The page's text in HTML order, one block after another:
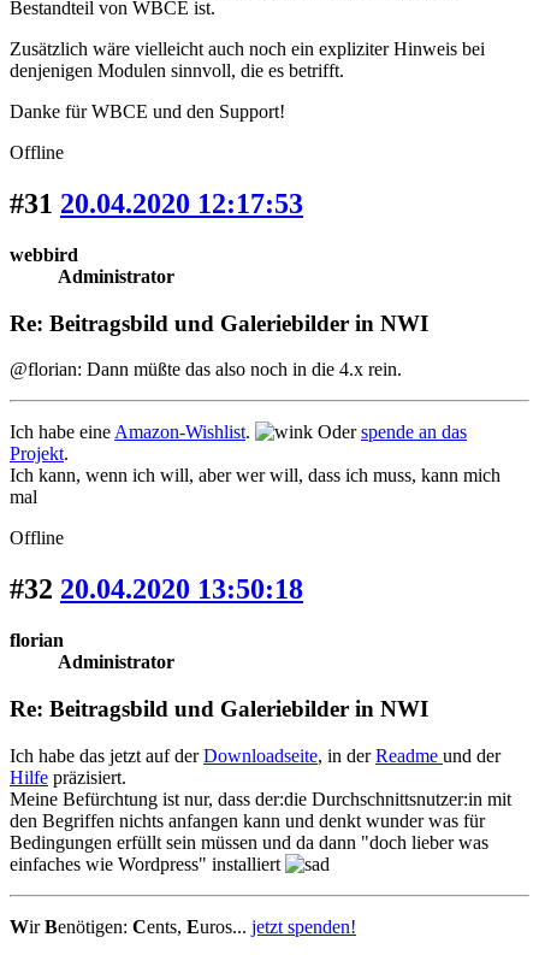
Bestandteil von WBCE ist.
Zusätzlich wäre vielleicht auch noch ein expliziter Hinweis bei
denjenigen Modulen sinnvoll, die es betrifft.
Danke für WBCE und den Support!
Offline
#31 20.04.2020 12:17:53
webbird
Administrator
Re: Beitragsbild und Galeriebilder in NWI
@florian: Dann müßte das also noch in die 4.x rein.
Ich habe eine Amazon-Wishlist. Oderspende an das
Projekt.
Ich kann, wenn ich will, aber wer will, dass ich muss, kann mich
mal
Offline
#32 20.04.2020 13:50:18
florian
Administrator
Re: Beitragsbild und Galeriebilder in NWI
Ich habe das jetzt auf derDownloadseite, in derReadme und der
Hilfe präzisiert.
Meine Befürchtung ist nur, dass der:die Durchschnittsnutzer:in mit
den Begriffen nichts anfangen kann und denkt wunder was für
Bedingungen erfüllt sein müssen und da dann "doch lieber was
einfaches wie Wordpress" installiert
WirBenötigen: Cents, Euros... jetzt spenden!